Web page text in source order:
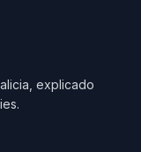
explicado